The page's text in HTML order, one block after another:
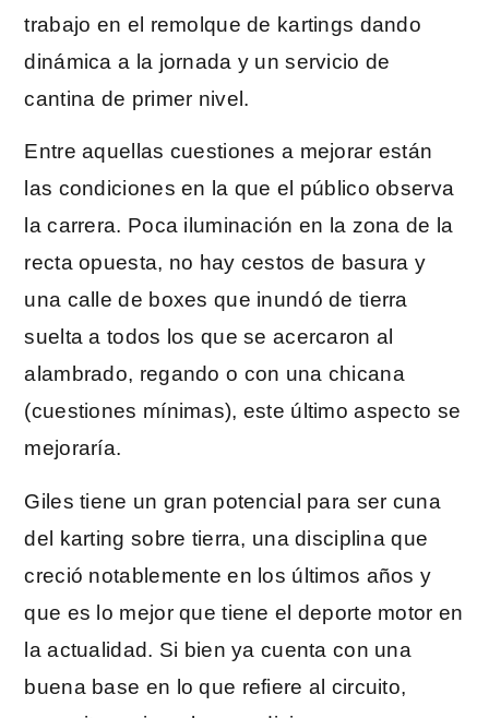
trabajo en el remolque de kartings dando
dinámica a la jornada y un servicio de
cantina de primer nivel.
Entre aquellas cuestiones a mejorar están
las condiciones en la que el público observa
la carrera. Poca iluminación en la zona de la
recta opuesta, no hay cestos de basura y
una calle de boxes que inundó de tierra
suelta a todos los que se acercaron al
alambrado, regando o con una chicana
(cuestiones mínimas), este último aspecto se
mejoraría.
Giles tiene un gran potencial para ser cuna
del karting sobre tierra, una disciplina que
creció notablemente en los últimos años y
que es lo mejor que tiene el deporte motor en
la actualidad. Si bien ya cuenta con una
buena base en lo que refiere al circuito,